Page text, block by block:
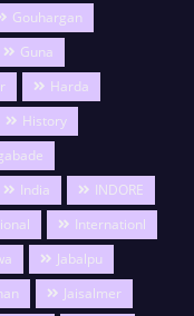
Gouhargan
Guna
Harda
History
India
INDORE
Internationl
Jabalpu
Jaisalmer